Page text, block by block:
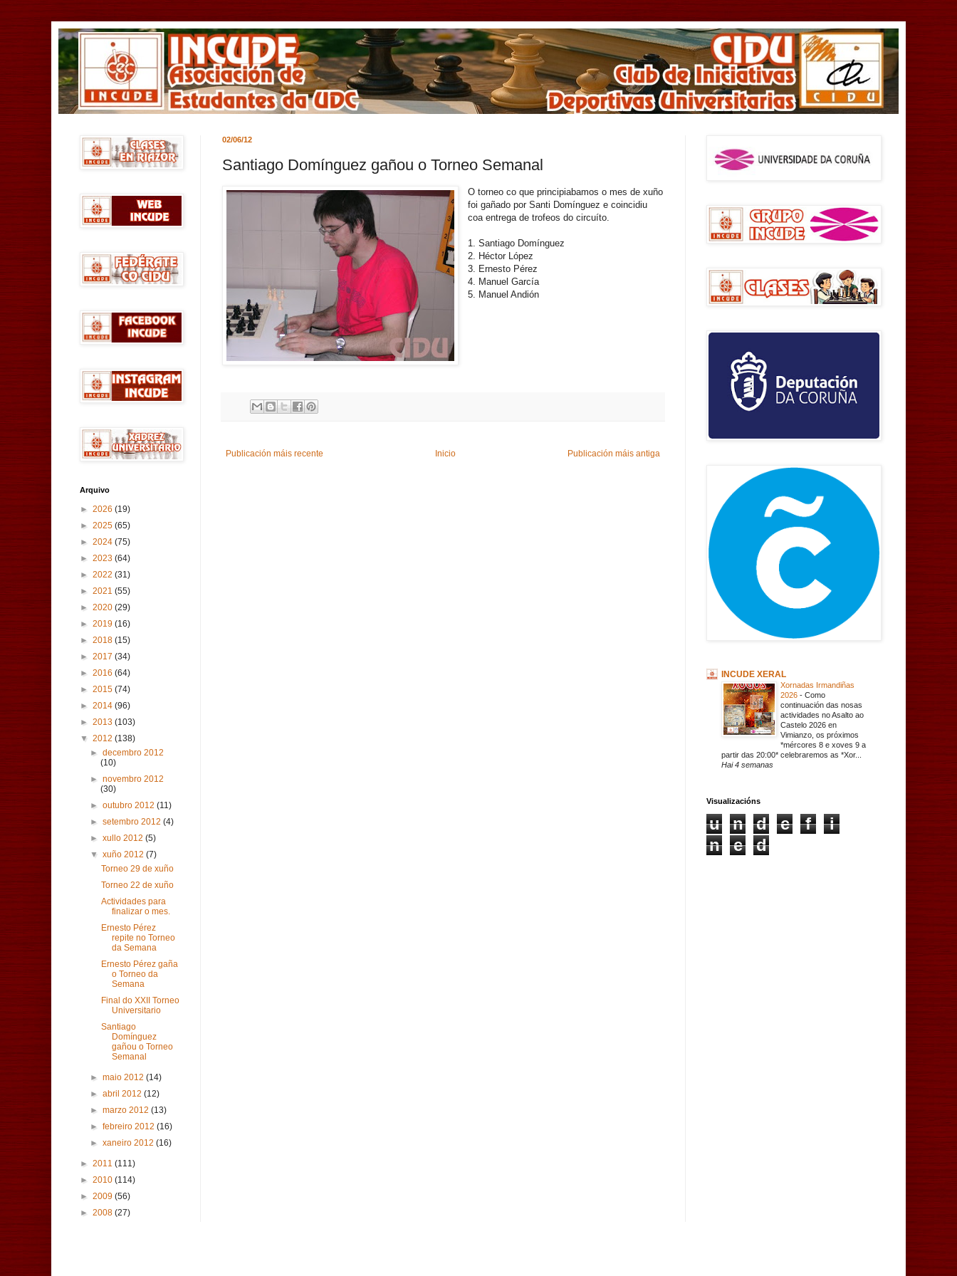
02/06/12
Santiago Domínguez gañou o Torneo Semanal
O torneo co que principiabamos o mes de xuño
foi gañado por Santi Domínguez e coincidiu
coa entrega de trofeos do circuíto.
1. Santiago Domínguez
2. Héctor López
3. Ernesto Pérez
4. Manuel García
5. Manuel Andión
Publicación máis recente Publicación máis antiga
Inicio
Arquivo
► 2026 (19)
► 2025 (65)
► 2024 (75)
► 2023 (64)
► 2022 (31)
► 2021 (55)
► 2020 (29)
► 2019 (16)
► 2018 (15)
► 2017 (34)
► 2016 (64)
► 2015 (74)
► 2014 (96)
► 2013 (103)
▼ 2012 (138)
►decembro 2012
(10)
►novembro 2012
(30)
►outubro 2012(11)
►setembro 2012(4)
►xullo 2012(5)
▼xuño 2012(7)
Torneo 29 de xuño
Torneo 22 de xuño
Actividades para
finalizar o mes.
Ernesto Pérez
repite no Torneo
da Semana
Ernesto Pérez gaña
o Torneo da
Semana
Final do XXII Torneo
Universitario
Santiago
Domínguez
gañou o Torneo
Semanal
►maio 2012(14)
►abril 2012(12)
►marzo 2012(13)
►febreiro 2012(16)
►xaneiro 2012(16)
► 2011 (111)
► 2010 (114)
► 2009 (56)
► 2008 (27)
INCUDE XERAL
Xornadas Irmandiñas
2026 - Como
continuación das nosas
actividades no Asalto ao
Castelo 2026 en
Vimianzo, os próximos
*mércores 8 e xoves 9 a
partir das 20:00* celebraremos as *Xor...
Hai 4 semanas
Visualizacións
u n d e f
i
n
e d